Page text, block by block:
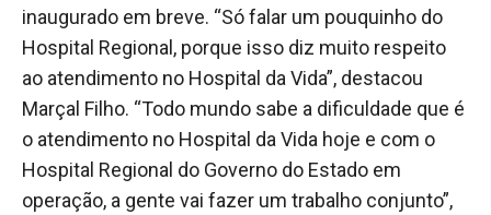
inaugurado em breve. “Só falar um pouquinho do
Hospital Regional, porque isso diz muito respeito
ao atendimento no Hospital da Vida”, destacou
Marçal Filho. “Todo mundo sabe a dificuldade que é
o atendimento no Hospital da Vida hoje e com o
Hospital Regional do Governo do Estado em
operação, a gente vai fazer um trabalho conjunto”,